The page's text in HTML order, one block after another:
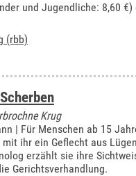
und Jugendliche: 8,60
(rbb)
Scherben
Krug
| Für Menschen ab 15
ihr ein Geflecht aus
erzählt sie ihre
Gerichtsverhandlung.